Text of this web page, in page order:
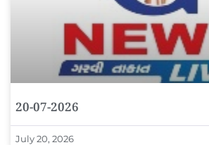
20-07-2026
July 20, 2026